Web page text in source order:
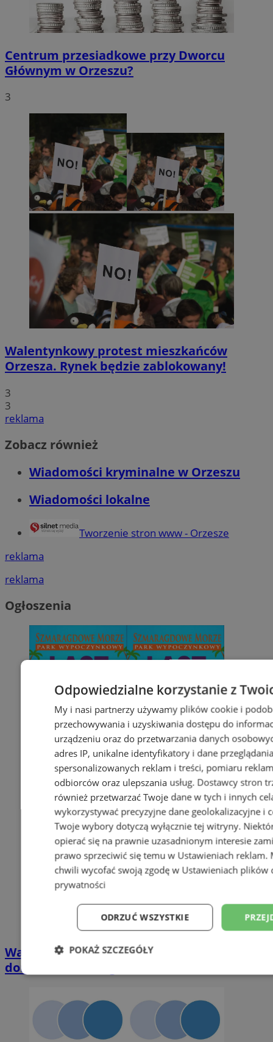
Centrum przesiadkowe przy Dworcu
Głównym w Orzeszu?
3
Walentynkowy protest mieszkańców
Orzesza. Rynek będzie zablokowany!
3
3
reklama
Zobacz również
Wiadomości kryminalne w Orzeszu
Wiadomości lokalne
Tworzenie stron www - Orzesze
reklama
reklama
Ogłoszenia
Wakacyjny wypoczynek nad Bałtykiem w
domkach Szmaragdowe Morze
Odpowiedzialne korzystanie z
My i nasi partnerzy używamy plików cookie i
przechowywania i uzyskiwania dostępu do
urządzeniu oraz do przetwarzania danych
adres IP, unikalne identyfikatory i dane
spersonalizowanych reklam i treści, pomiaru
odbiorców oraz ulepszania usług. Dostawcy stron
również przetwarzać Twoje dane w tych i innych
wykorzystywać precyzyjne dane geolokalizacyjne i
Twoje wybory dotyczą wyłącznie tej witryny.
opierać się na prawnie uzasadnionym interesie
prawo sprzeciwić się temu w Ustawieniach reklam.
chwili wycofać swoją zgodę w Ustawieniach plików
prywatności
ODRZUĆ WSZYSTKIE
POKAŻ SZCZEGÓŁY
Niezbędne Wydajność
Niesklasyfikowane